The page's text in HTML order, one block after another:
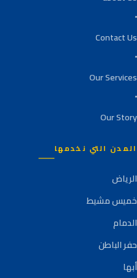
Contact Us
Our Services
Our Story
المدن التي نخدمها
الرياض
خميس مشيط
الدمام
حفر الباطن
أبها